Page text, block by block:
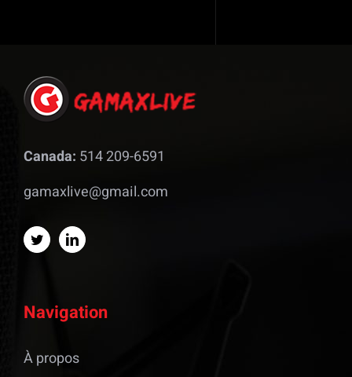
Canada: 514 209-6591
gamaxlive@gmail.com
Navigation
À propos